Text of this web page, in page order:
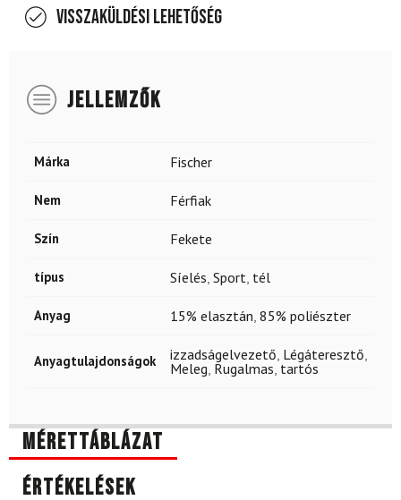
Visszaküldési lehetőség
JELLEMZŐK
Márka Fischer
Nem Férfiak
Szín Fekete
típus Síelés, Sport, tél
Anyag 15% elasztán, 85% poliészter
Anyagtulajdonságok izzadságelvezető, Légáteresztő,
Meleg, Rugalmas, tartós
Mérettáblázat
Értékelések